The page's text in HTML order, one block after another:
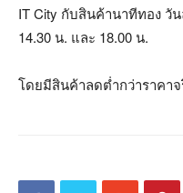
IT City กับสินค้านาทีทอง วั
14.30 น. และ 18.00 น.
โดยมีสินค้าลดต่ำกว่าราคาจ